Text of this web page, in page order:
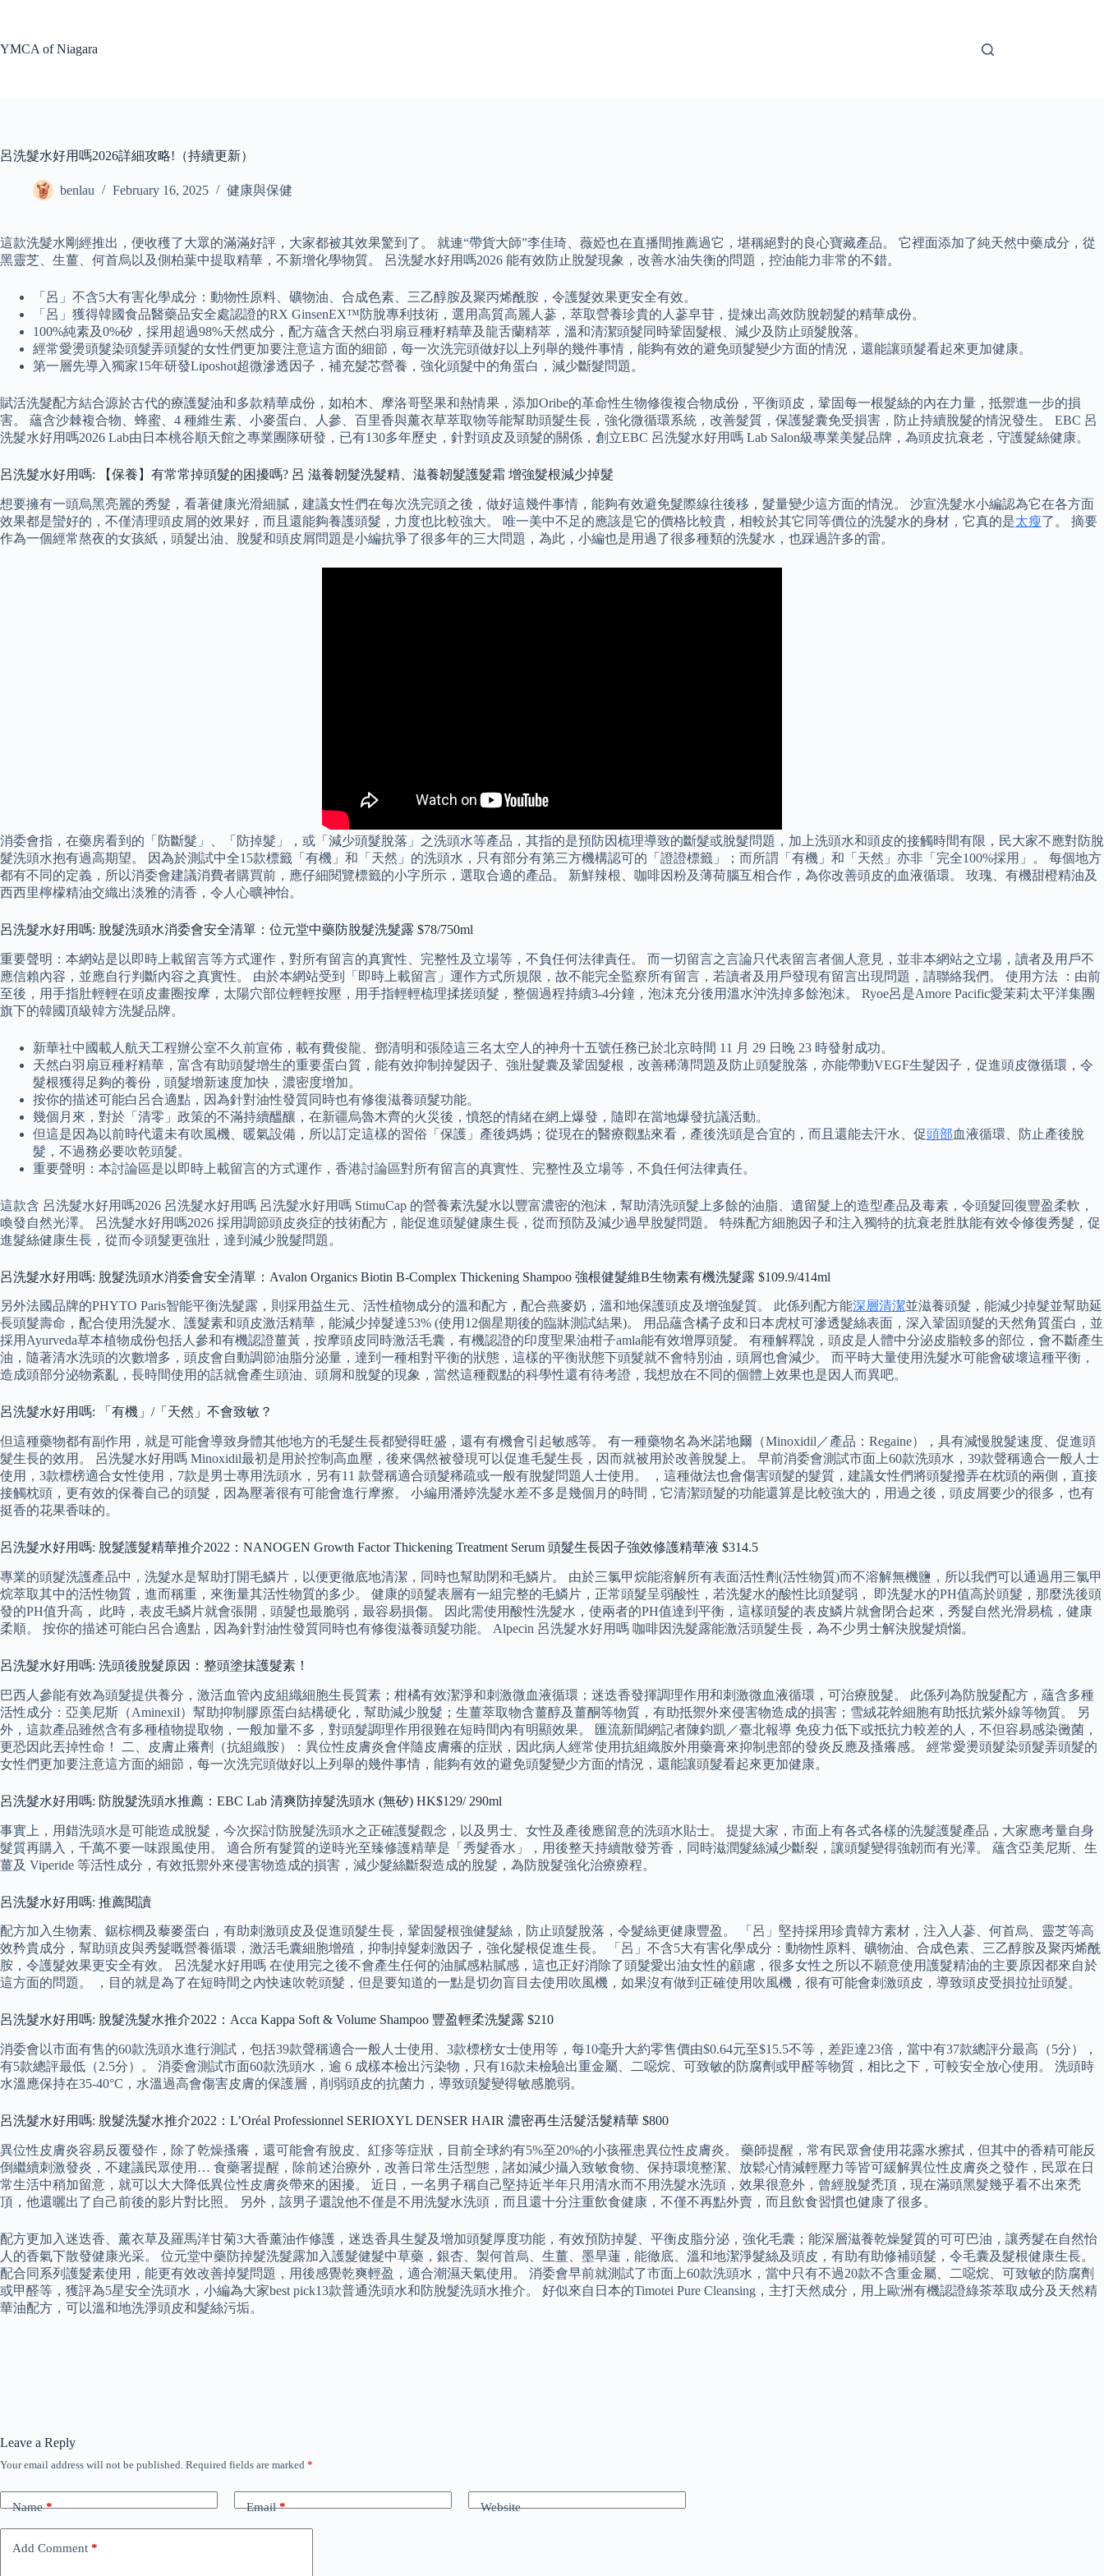
YMCA of Niagara
呂洗髮水好用嗎2026詳細攻略!（持續更新）
benlau February 16, 2025 健康與保健
這款洗髮水剛經推出，便收穫了大眾的滿滿好評，大家都被其效果驚到了。 就連“帶貨大師”李佳琦、薇婭也在直播間推薦過它，堪稱絕對的良心寶藏產品。 它裡面添加了純天然中藥成分，從
黑靈芝、生薑、何首烏以及側柏葉中提取精華，不新增化學物質。 呂洗髮水好用嗎2026 能有效防止脫髮現象，改善水油失衡的問題，控油能力非常的不錯。
「呂」不含5大有害化學成分：動物性原料、礦物油、合成色素、三乙醇胺及聚丙烯酰胺，令護髮效果更安全有效。
「呂」獲得韓國食品醫藥品安全處認證的RX GinsenEX™防脫專利技術，選用高質高麗人蔘，萃取營養珍貴的人蔘皁苷，提煉出高效防脫韌髮的精華成份。
100%純素及0%矽，採用超過98%天然成分，配方蘊含天然白羽扇豆種籽精華及龍舌蘭精萃，溫和清潔頭髮同時鞏固髮根、減少及防止頭髮脫落。
經常愛燙頭髮染頭髮弄頭髮的女性們更加要注意這方面的細節，每一次洗完頭做好以上列舉的幾件事情，能夠有效的避免頭髮變少方面的情況，還能讓頭髮看起來更加健康。
第一層先導入獨家15年研發Liposhot超微滲透因子，補充髮芯營養，強化頭髮中的角蛋白，減少斷髮問題。
賦活洗髮配方結合源於古代的療護髮油和多款精華成份，如柏木、摩洛哥堅果和熱情果，添加Oribe的革命性生物修復複合物成份，平衡頭皮，鞏固每一根髮絲的內在力量，抵禦進一步的損
害。 蘊含沙棘複合物、蜂蜜、4 種維生素、小麥蛋白、人參、百里香與薰衣草萃取物等能幫助頭髮生長，強化微循環系統，改善髮質，保護髮囊免受損害，防止持續脫髮的情況發生。 EBC 呂
洗髮水好用嗎2026 Lab由日本桃谷順天館之專業團隊研發，已有130多年歷史，針對頭皮及頭髮的關係，創立EBC 呂洗髮水好用嗎 Lab Salon級專業美髮品牌，為頭皮抗衰老，守護髮絲健康。
呂洗髮水好用嗎: 【保養】有常常掉頭髮的困擾嗎? 呂 滋養韌髮洗髮精、滋養韌髮護髮霜 增強髮根減少掉髮
想要擁有一頭烏黑亮麗的秀髮，看著健康光滑細膩，建議女性們在每次洗完頭之後，做好這幾件事情，能夠有效避免髮際線往後移，髮量變少這方面的情況。 沙宣洗髮水小編認為它在各方面
效果都是蠻好的，不僅清理頭皮屑的效果好，而且還能夠養護頭髮，力度也比較強大。 唯一美中不足的應該是它的價格比較貴，相較於其它同等價位的洗髮水的身材，它真的是太瘦了。 摘要
作為一個經常熬夜的女孩紙，頭髮出油、脫髮和頭皮屑問題是小編抗爭了很多年的三大問題，為此，小編也是用過了很多種類的洗髮水，也踩過許多的雷。
消委會指，在藥房看到的「防斷髮」、「防掉髮」，或「減少頭髮脫落」之洗頭水等產品，其指的是預防因梳理導致的斷髮或脫髮問題，加上洗頭水和頭皮的接觸時間有限，民大家不應對防脫
髮洗頭水抱有過高期望。 因為於測試中全15款標籤「有機」和「天然」的洗頭水，只有部分有第三方機構認可的「證證標籤」；而所謂「有機」和「天然」亦非「完全100%採用」。 每個地方
都有不同的定義，所以消委會建議消費者購買前，應仔細閱覽標籤的小字所示，選取合適的產品。 新鮮辣根、咖啡因粉及薄荷腦互相合作，為你改善頭皮的血液循環。 玫瑰、有機甜橙精油及
西西里檸檬精油交織出淡雅的清香，令人心曠神怡。
呂洗髮水好用嗎: 脫髮洗頭水消委會安全清單：位元堂中藥防脫髮洗髮露 $78/750ml
重要聲明：本網站是以即時上載留言等方式運作，對所有留言的真實性、完整性及立場等，不負任何法律責任。 而一切留言之言論只代表留言者個人意見，並非本網站之立場，讀者及用戶不
應信賴內容，並應自行判斷內容之真實性。 由於本網站受到「即時上載留言」運作方式所規限，故不能完全監察所有留言，若讀者及用戶發現有留言出現問題，請聯絡我們。 使用方法 ：由前
至後，用手指肚輕輕在頭皮畫圈按摩，太陽穴部位輕輕按壓，用手指輕輕梳理揉搓頭髮，整個過程持續3-4分鐘，泡沫充分後用溫水沖洗掉多餘泡沫。 Ryoe呂是Amore Pacific愛茉莉太平洋集團
旗下的韓國頂級韓方洗髮品牌。
新華社中國載人航天工程辦公室不久前宣佈，載有費俊龍、鄧清明和張陸這三名太空人的神舟十五號任務已於北京時間 11 月 29 日晚 23 時發射成功。
天然白羽扇豆種籽精華，富含有助頭髮增生的重要蛋白質，能有效抑制掉髮因子、強壯髮囊及鞏固髮根，改善稀薄問題及防止頭髮脫落，亦能帶動VEGF生髮因子，促進頭皮微循環，令
髮根獲得足夠的養份，頭髮增新速度加快，濃密度增加。
按你的描述可能白呂合適點，因為針對油性發質同時也有修復滋養頭髮功能。
幾個月來，對於「清零」政策的不滿持續醞釀，在新疆烏魯木齊的火災後，憤怒的情緒在網上爆發，隨即在當地爆發抗議活動。
但這是因為以前時代還未有吹風機、暖氣設備，所以訂定這樣的習俗「保護」產後媽媽；從現在的醫療觀點來看，產後洗頭是合宜的，而且還能去汗水、促頭部血液循環、防止產後脫
髮，不過務必要吹乾頭髮。
重要聲明：本討論區是以即時上載留言的方式運作，香港討論區對所有留言的真實性、完整性及立場等，不負任何法律責任。
這款含 呂洗髮水好用嗎2026 呂洗髮水好用嗎 呂洗髮水好用嗎 StimuCap 的營養素洗髮水以豐富濃密的泡沫，幫助清洗頭髮上多餘的油脂、遺留髮上的造型產品及毒素，令頭髮回復豐盈柔軟，
喚發自然光澤。 呂洗髮水好用嗎2026 採用調節頭皮炎症的技術配方，能促進頭髮健康生長，從而預防及減少過早脫髮問題。 特殊配方細胞因子和注入獨特的抗衰老胜肽能有效令修復秀髮，促
進髮絲健康生長，從而令頭髮更強壯，達到減少脫髮問題。
呂洗髮水好用嗎: 脫髮洗頭水消委會安全清單：Avalon Organics Biotin B-Complex Thickening Shampoo 強根健髮維B生物素有機洗髮露 $109.9/414ml
另外法國品牌的PHYTO Paris智能平衡洗髮露，則採用益生元、活性植物成分的溫和配方，配合燕麥奶，溫和地保護頭皮及增強髮質。 此係列配方能深層清潔並滋養頭髮，能減少掉髮並幫助延
長頭髮壽命，配合使用洗髮水、護髮素和頭皮激活精華，能減少掉髮達53% (使用12個星期後的臨牀測試結果)。 用品蘊含橘子皮和日本虎杖可滲透髮絲表面，深入鞏固頭髮的天然角質蛋白，並
採用Ayurveda草本植物成份包括人參和有機認證薑黃，按摩頭皮同時激活毛囊，有機認證的印度聖果油柑子amla能有效增厚頭髮。 有種解釋說，頭皮是人體中分泌皮脂較多的部位，會不斷產生
油，隨著清水洗頭的次數增多，頭皮會自動調節油脂分泌量，達到一種相對平衡的狀態，這樣的平衡狀態下頭髮就不會特別油，頭屑也會減少。 而平時大量使用洗髮水可能會破壞這種平衡，
造成頭部分泌物紊亂，長時間使用的話就會產生頭油、頭屑和脫髮的現象，當然這種觀點的科學性還有待考證，我想放在不同的個體上效果也是因人而異吧。
呂洗髮水好用嗎: 「有機」/「天然」不會致敏？
但這種藥物都有副作用，就是可能會導致身體其他地方的毛髮生長都變得旺盛，還有有機會引起敏感等。 有一種藥物名為米諾地爾（Minoxidil／產品：Regaine），具有減慢脫髮速度、促進頭
髮生長的效用。 呂洗髮水好用嗎 Minoxidil最初是用於控制高血壓，後來偶然被發現可以促進毛髮生長，因而就被用於改善脫髮上。 早前消委會測試市面上60款洗頭水，39款聲稱適合一般人士
使用，3款標榜適合女性使用，7款是男士專用洗頭水，另有11 款聲稱適合頭髮稀疏或一般有脫髮問題人士使用。 ，這種做法也會傷害頭髮的髮質，建議女性們將頭髮撥弄在枕頭的兩側，直接
接觸枕頭，更有效的保養自己的頭髮，因為壓著很有可能會進行摩擦。 小編用潘婷洗髮水差不多是幾個月的時間，它清潔頭髮的功能還算是比較強大的，用過之後，頭皮屑要少的很多，也有
挺香的花果香味的。
呂洗髮水好用嗎: 脫髮護髮精華推介2022：NANOGEN Growth Factor Thickening Treatment Serum 頭髮生長因子強效修護精華液 $314.5
專業的頭髮洗護產品中，洗髮水是幫助打開毛鱗片，以便更徹底地清潔，同時也幫助閉和毛鱗片。 由於三氯甲烷能溶解所有表面活性劑(活性物質)而不溶解無機鹽，所以我們可以通過用三氯甲
烷萃取其中的活性物質，進而稱重，來衡量其活性物質的多少。 健康的頭髮表層有一組完整的毛鱗片，正常頭髮呈弱酸性，若洗髮水的酸性比頭髮弱， 即洗髮水的PH值高於頭髮，那麼洗後頭
發的PH值升高， 此時，表皮毛鱗片就會張開，頭髮也最脆弱，最容易損傷。 因此需使用酸性洗髮水，使兩者的PH值達到平衡，這樣頭髮的表皮鱗片就會閉合起來，秀髮自然光滑易梳，健康
柔順。 按你的描述可能白呂合適點，因為針對油性發質同時也有修復滋養頭髮功能。 Alpecin 呂洗髮水好用嗎 咖啡因洗髮露能激活頭髮生長，為不少男士解決脫髮煩惱。
呂洗髮水好用嗎: 洗頭後脫髮原因：整頭塗抹護髮素！
巴西人參能有效為頭髮提供養分，激活血管內皮組織細胞生長質素；柑橘有效潔淨和刺激微血液循環；迷迭香發揮調理作用和刺激微血液循環，可治療脫髮。 此係列為防脫髮配方，蘊含多種
活性成分：亞美尼斯（Aminexil）幫助抑制膠原蛋白結構硬化，幫助減少脫髮；生薑萃取物含薑醇及薑酮等物質，有助抵禦外來侵害物造成的損害；雪絨花幹細胞有助抵抗紫外線等物質。 另
外，這款產品雖然含有多種植物提取物，一般加量不多，對頭髮調理作用很難在短時間內有明顯效果。 匯流新聞網記者陳鈞凱／臺北報導 免疫力低下或抵抗力較差的人，不但容易感染黴菌，
更恐因此丟掉性命！ 二、皮膚止癢劑（抗組織胺）：異位性皮膚炎會伴隨皮膚癢的症狀，因此病人經常使用抗組織胺外用藥膏來抑制患部的發炎反應及搔癢感。 經常愛燙頭髮染頭髮弄頭髮的
女性們更加要注意這方面的細節，每一次洗完頭做好以上列舉的幾件事情，能夠有效的避免頭髮變少方面的情況，還能讓頭髮看起來更加健康。
呂洗髮水好用嗎: 防脫髮洗頭水推薦：EBC Lab 清爽防掉髮洗頭水 (無矽) HK$129/ 290ml
事實上，用錯洗頭水是可能造成脫髮，今次探討防脫髮洗頭水之正確護髮觀念，以及男士、女性及產後應留意的洗頭水貼士。 提提大家，市面上有各式各樣的洗髮護髮產品，大家應考量自身
髮質再購入，千萬不要一味跟風使用。 適合所有髮質的逆時光至臻修護精華是「秀髮香水」，用後整天持續散發芳香，同時滋潤髮絲減少斷裂，讓頭髮變得強韌而有光澤。 蘊含亞美尼斯、生
薑及 Viperide 等活性成分，有效抵禦外來侵害物造成的損害，減少髮絲斷裂造成的脫髮，為防脫髮強化治療療程。
呂洗髮水好用嗎: 推薦閱讀
配方加入生物素、鋸棕櫚及藜麥蛋白，有助刺激頭皮及促進頭髮生長，鞏固髮根強健髮絲，防止頭髮脫落，令髮絲更健康豐盈。 「呂」堅持採用珍貴韓方素材，注入人蔘、何首烏、靈芝等高
效矜貴成分，幫助頭皮與秀髮嘅營養循環，激活毛囊細胞增殖，抑制掉髮刺激因子，強化髮根促進生長。 「呂」不含5大有害化學成分：動物性原料、礦物油、合成色素、三乙醇胺及聚丙烯酰
胺，令護髮效果更安全有效。 呂洗髮水好用嗎 在使用完之後不會產生任何的油膩感粘膩感，這也正好消除了頭髮愛出油女性的顧慮，很多女性之所以不願意使用護髮精油的主要原因都來自於
這方面的問題。 ，目的就是為了在短時間之內快速吹乾頭髮，但是要知道的一點是切勿盲目去使用吹風機，如果沒有做到正確使用吹風機，很有可能會刺激頭皮，導致頭皮受損拉扯頭髮。
呂洗髮水好用嗎: 脫髮洗髮水推介2022：Acca Kappa Soft & Volume Shampoo 豐盈輕柔洗髮露 $210
消委會以市面有售的60款洗頭水進行測試，包括39款聲稱適合一般人士使用、3款標榜女士使用等，每10毫升大約零售價由$0.64元至$15.5不等，差距達23倍，當中有37款總評分最高（5分），
有5款總評最低（2.5分）。 消委會測試市面60款洗頭水，逾 6 成樣本檢出污染物，只有16款未檢驗出重金屬、二噁烷、可致敏的防腐劑或甲醛等物質，相比之下，可較安全放心使用。 洗頭時
水溫應保持在35-40°C，水溫過高會傷害皮膚的保護層，削弱頭皮的抗菌力，導致頭髮變得敏感脆弱。
呂洗髮水好用嗎: 脫髮洗髮水推介2022：L’Oréal Professionnel SERIOXYL DENSER HAIR 濃密再生活髮活髮精華 $800
異位性皮膚炎容易反覆發作，除了乾燥搔癢，還可能會有脫皮、紅疹等症狀，目前全球約有5%至20%的小孩罹患異位性皮膚炎。 藥師提醒，常有民眾會使用花露水擦拭，但其中的香精可能反
倒繼續刺激發炎，不建議民眾使用… 食藥署提醒，除前述治療外，改善日常生活型態，諸如減少攝入致敏食物、保持環境整潔、放鬆心情減輕壓力等皆可緩解異位性皮膚炎之發作，民眾在日
常生活中稍加留意，就可以大大降低異位性皮膚炎帶來的困擾。 近日，一名男子稱自己堅持近半年只用清水而不用洗髮水洗頭，效果很意外，曾經脫髮禿頂，現在滿頭黑髮幾乎看不出來禿
頂，他還曬出了自己前後的影片對比照。 另外，該男子還說他不僅是不用洗髮水洗頭，而且還十分注重飲食健康，不僅不再點外賣，而且飲食習慣也健康了很多。
配方更加入迷迭香、薰衣草及羅馬洋甘菊3大香薰油作修護，迷迭香具生髮及增加頭髮厚度功能，有效預防掉髮、平衡皮脂分泌，強化毛囊；能深層滋養乾燥髮質的可可巴油，讓秀髮在自然怡
人的香氣下散發健康光采。 位元堂中藥防掉髮洗髮露加入護髮健髮中草藥，銀杏、製何首烏、生薑、墨旱蓮，能徹底、溫和地潔淨髮絲及頭皮，有助有助修補頭髮，令毛囊及髮根健康生長。
配合同系列護髮素使用，能更有效改善掉髮問題，用後感覺乾爽輕盈，適合潮濕天氣使用。 消委會早前就測試了市面上60款洗頭水，當中只有不過20款不含重金屬、二噁烷、可致敏的防腐劑
或甲醛等，獲評為5星安全洗頭水，小編為大家best pick13款普通洗頭水和防脫髮洗頭水推介。 好似來自日本的Timotei Pure Cleansing，主打天然成分，用上歐洲有機認證綠茶萃取成分及天然精
華油配方，可以溫和地洗淨頭皮和髮絲污垢。
Leave a Reply
Your email address will not be published. Required fields are marked *
Name* Email* Website
Add Comment *